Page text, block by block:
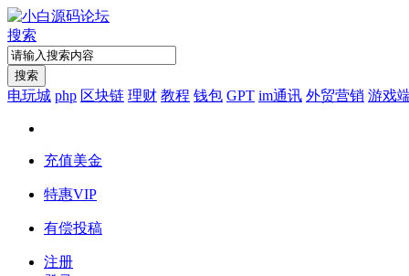
搜索
搜索
电玩城 php 区块链 理财 教程 钱包 GPT im通讯 外贸营销 游戏
充值美金
特惠VIP
有偿投稿
注册